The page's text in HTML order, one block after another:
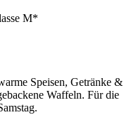
M*
Speisen, Getränke &
Waffeln. Für die